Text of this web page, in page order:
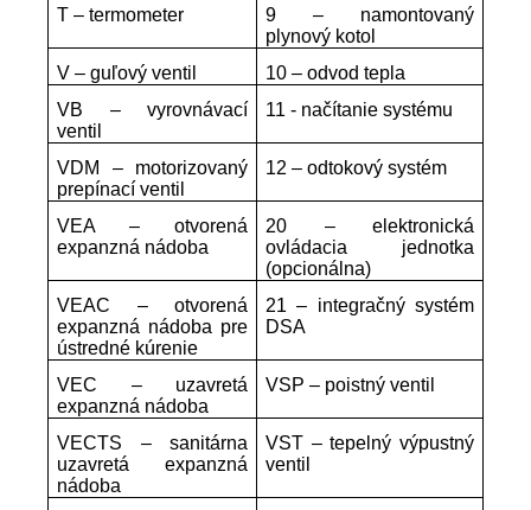
T – termometer
9 – namontovaný
plynový kotol
V – guľový ventil
10 – odvod tepla
VB – vyrovnávací
ventil
11 - načítanie systému
VDM – motorizovaný
prepínací ventil
12 – odtokový systém
VEA – otvorená
expanzná nádoba
20 – elektronická
ovládacia jednotka
(opcionálna)
VEAC – otvorená
expanzná nádoba pre
ústredné kúrenie
21 – integračný systém
DSA
VEC – uzavretá
expanzná nádoba
VSP – poistný ventil
VECTS – sanitárna
uzavretá expanzná
nádoba
VST – tepelný výpustný
ventil